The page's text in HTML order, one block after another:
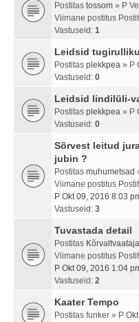
Postitas tossom » P
Viimane postitus
Vastuseid: 1
Leidsid
Postitas plekkpea » P
Vastuseid: 0
Leidsid lindilüli-
Postitas plekkpea » P
Vastuseid: 0
Sõrvest leitud
jubin ?
Postitas muhumetsad
Viimane postitus
P Okt 09, 2016 8:03
Vastuseid: 3
Tuvastada detail
Postitas Kõrvaltvaataja
Viimane postitus
P Okt 09, 2016 1:04
Vastuseid: 2
Kaater Tempo
Postitas funker » P